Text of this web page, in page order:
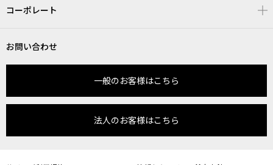
コーポレート
お問い合わせ
一般のお客様はこちら
法人のお客様はこちら